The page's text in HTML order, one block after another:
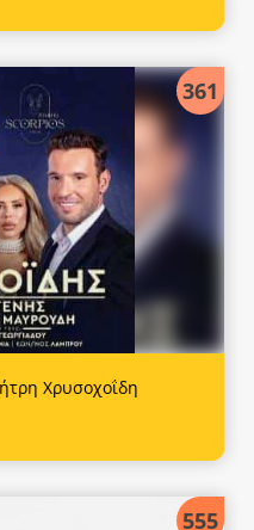
361
Χρυσοχοΐδη
555